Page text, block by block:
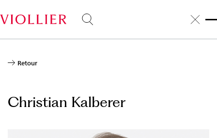
au
contenu
Retour
Christian Kalberer